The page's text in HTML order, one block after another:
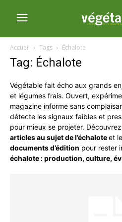
Accueil Tags Échalote
Tag: Échalote
Végétable fait écho aux grands
et légumes frais. Ouvert,
magazine informe sans
détecte les signaux faibles et
pour mieux se projeter.
articles au sujet de l’échaloteet
documents d’édition pour rester
échalote : production, culture,